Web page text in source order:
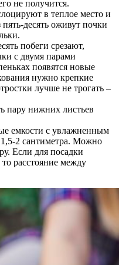
не получится.
в теплое место и
десять оживут почки
побеги срезают,
с двумя парами
появятся новые
нужно крепкие
лучше не трогать –
пару нижних листьев
емкости с увлажненным
1,5-2 сантиметра. Можно
Если для посадки
расстояние между